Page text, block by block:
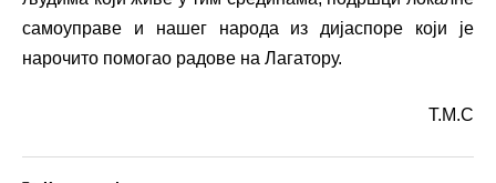
самоуправе и нашег народа из дијаспоре који је
нарочито помогао радове на Лагатору.
Т.М.С